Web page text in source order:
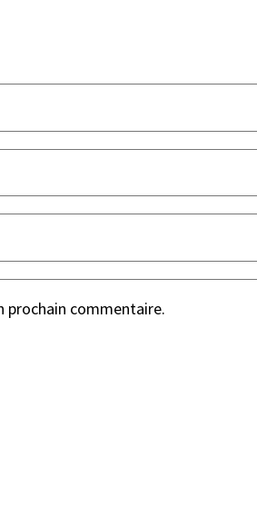
prochain commentaire.